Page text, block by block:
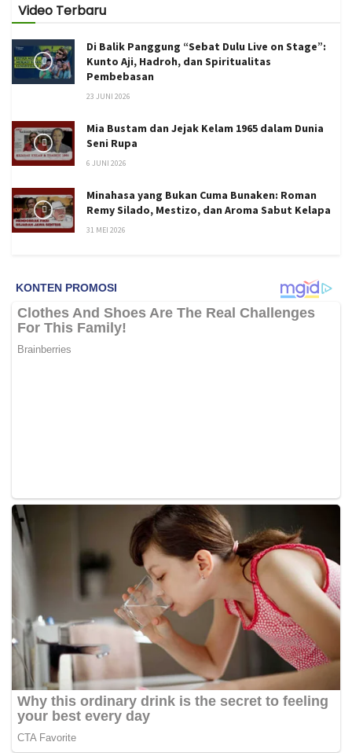
Video Terbaru
Di Balik Panggung “Sebat Dulu Live on Stage”:
Kunto Aji, Hadroh, dan Spiritualitas
Pembebasan
23 JUNI 2026
Mia Bustam dan Jejak Kelam 1965 dalam Dunia
Seni Rupa
6 JUNI 2026
Minahasa yang Bukan Cuma Bunaken: Roman
Remy Silado, Mestizo, dan Aroma Sabut Kelapa
31 MEI 2026